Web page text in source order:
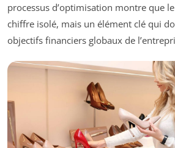
processus d’optimisation montre que le
chiffre isolé, mais un élément clé qui
objectifs financiers globaux de